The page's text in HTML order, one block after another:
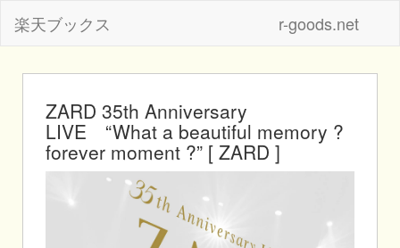
楽天ブックス r-goods.net
ZARD 35th Anniversary
LIVE “What a beautiful memory ?
forever moment ?” [ ZARD ]